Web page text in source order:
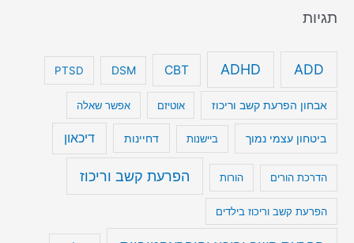
תגיות
ADD
ADHD
CBT
DSM
PTSD
אבחון הפרעת קשב וריכוז אוטיזם אפשר שאלה
ביטחון עצמי נמוך ביישנות דחיינות דיכאון
הדרכת הורים הורות הפרעת קשב וריכוז
הפרעת קשב וריכוז בילדים